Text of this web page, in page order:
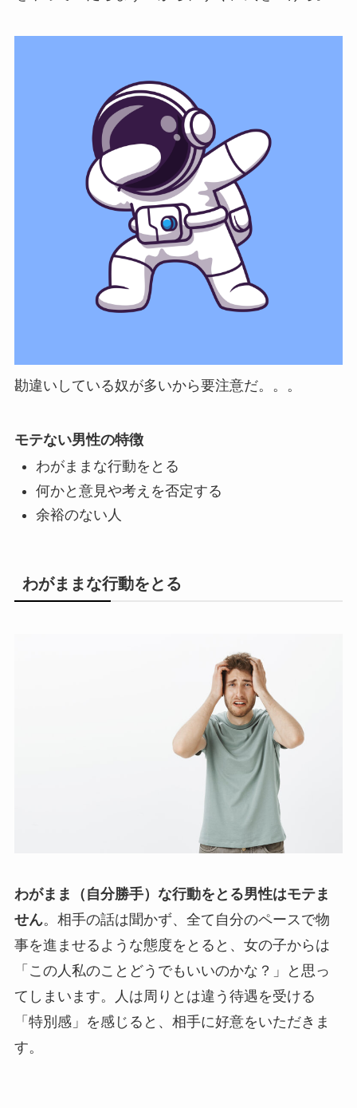
勘違いしている奴が多いから要注意だ。。。
モテない男性の特徴
わがままな行動をとる
何かと意見や考えを否定する
余裕のない人
わがままな行動をとる
わがまま（自分勝手）な行動をとる男性はモテま
せん。相手の話は聞かず、全て自分のペースで物
事を進ませるような態度をとると、女の子からは
「この人私のことどうでもいいのかな？」と思っ
てしまいます。人は周りとは違う待遇を受ける
「特別感」を感じると、相手に好意をいただきま
す。